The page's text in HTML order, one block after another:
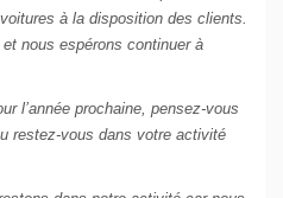
à la disposition des clients.
nous espérons continuer à
l’année prochaine, pensez-vous
restez-vous dans votre activité